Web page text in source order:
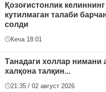
Қозоғистонлик
кутилмаган талаби
солди
Кеча 18:01
Танадаги холлар нимани
халқона талқин...
21:35 / 02 август 2026